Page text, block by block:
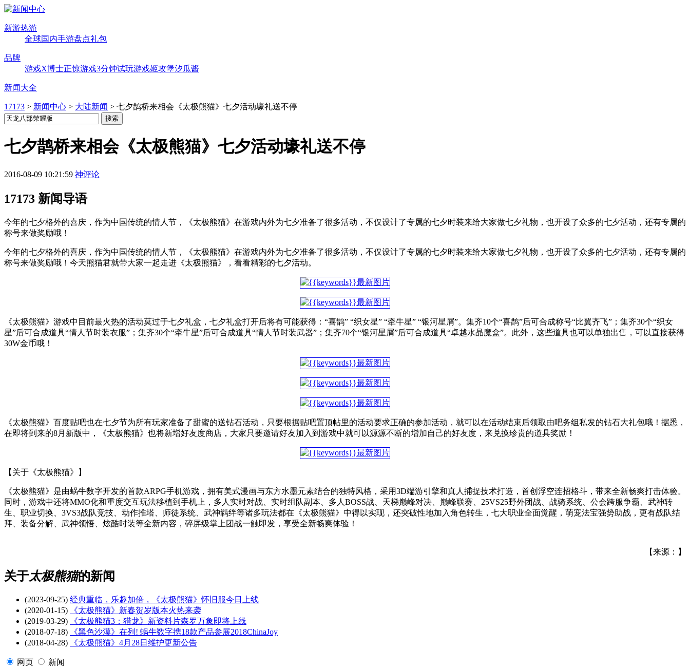
新游热游
全球国内手游盘点礼包
品牌
游戏X博士正惊游戏3分钟试玩游戏姬攻堡汐瓜酱
新闻大全
17173 > 新闻中心 > 大陆新闻 > 七夕鹊桥来相会《太极熊猫》七夕活动壕礼送不停
七夕鹊桥来相会《太极熊猫》七夕活动壕礼送不停
2016-08-09 10:21:59 神评论
17173 新闻导语
今年的七夕格外的喜庆，作为中国传统的情人节，《太极熊猫》在游戏内外为七夕准备了很多活动，不仅设计了专属的七夕时装来给大家做七夕礼物，也开设了众多的七夕活动，还有专属的
称号来做奖励哦！
今年的七夕格外的喜庆，作为中国传统的情人节，《太极熊猫》在游戏内外为七夕准备了很多活动，不仅设计了专属的七夕时装来给大家做七夕礼物，也开设了众多的七夕活动，还有专属的
称号来做奖励哦！今天熊猫君就带大家一起走进《太极熊猫》，看看精彩的七夕活动。
《太极熊猫》游戏中目前最火热的活动莫过于七夕礼盒，七夕礼盒打开后将有可能获得：“喜鹊” “织女星” “牵牛星” “银河星屑”。集齐10个“喜鹊”后可合成称号“比翼齐飞”；集齐30个“织女
星”后可合成道具“情人节时装衣服”；集齐30个“牵牛星”后可合成道具“情人节时装武器”；集齐70个“银河星屑”后可合成道具“卓越水晶魔盒”。此外，这些道具也可以单独出售，可以直接获得
30W金币哦！
《太极熊猫》百度贴吧也在七夕节为所有玩家准备了甜蜜的送钻石活动，只要根据贴吧置顶帖里的活动要求正确的参加活动，就可以在活动结束后领取由吧务组私发的钻石大礼包哦！据悉，
在即将到来的8月新版中，《太极熊猫》也将新增好友度商店，大家只要邀请好友加入到游戏中就可以源源不断的增加自己的好友度，来兑换珍贵的道具奖励！
【关于《太极熊猫》】
《太极熊猫》是由蜗牛数字开发的首款ARPG手机游戏，拥有美式漫画与东方水墨元素结合的独特风格，采用3D端游引擎和真人捕捉技术打造，首创浮空连招格斗，带来全新畅爽打击体验。
同时，游戏中还将MMO化和重度交互玩法移植到手机上，多人实时对战、实时组队副本、多人BOSS战、天梯巅峰对决、巅峰联赛、25VS25野外团战、战骑系统、公会跨服争霸、武神转
生、职业切换、3VS3战队竞技、动作推塔、师徒系统、武神羁绊等诸多玩法都在《太极熊猫》中得以实现，还突破性地加入角色转生，七大职业全面觉醒，萌宠法宝强势助战，更有战队结
拜、装备分解、武神领悟、炫酷时装等全新内容，碎屏级掌上团战一触即发，享受全新畅爽体验！
【来源：】
关于太极熊猫的新闻
(2023-09-25) 经典重临，乐趣加倍，《太极熊猫》怀旧服今日上线
(2020-01-15)
《太极熊猫》新春贺岁版本火热来袭
(2019-03-29)
《太极熊猫3：猎龙》新资料片森罗万象即将上线
(2018-07-18)
《黑色沙漠》在列! 蜗牛数字携18款产品参展2018ChinaJoy
(2018-04-28)
《太极熊猫》4月28日维护更新公告
网页 新闻